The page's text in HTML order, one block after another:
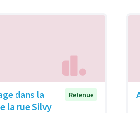
dans la
la rue Silvy
Retenue